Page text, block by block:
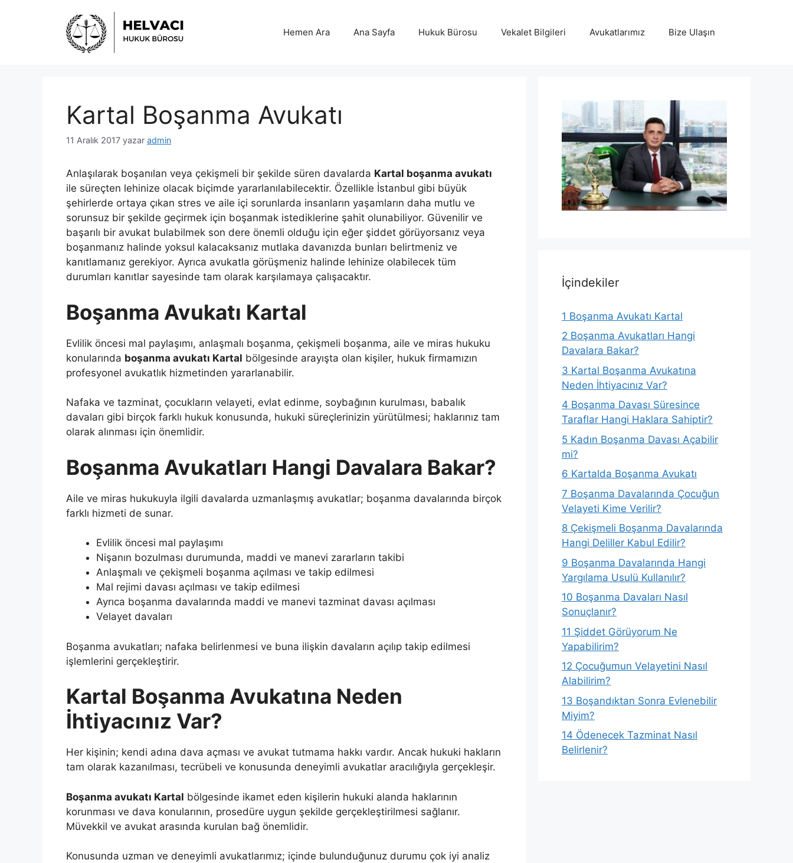
Hemen Ara Ana Sayfa Hukuk Bürosu Vekalet Bilgileri Avukatlarımız Bize Ulaşın
Kartal Boşanma Avukatı
11 Aralık 2017 yazar admin
Anlaşılarak boşanılan veya çekişmeli bir şekilde süren davalarda Kartal boşanma avukatı
ile süreçten lehinize olacak biçimde yararlanılabilecektir. Özellikle İstanbul gibi büyük
şehirlerde ortaya çıkan stres ve aile içi sorunlarda insanların yaşamların daha mutlu ve
sorunsuz bir şekilde geçirmek için boşanmak istediklerine şahit olunabiliyor. Güvenilir ve
başarılı bir avukat bulabilmek son dere önemli olduğu için eğer şiddet görüyorsanız veya
boşanmanız halinde yoksul kalacaksanız mutlaka davanızda bunları belirtmeniz ve
kanıtlamanız gerekiyor. Ayrıca avukatla görüşmeniz halinde lehinize olabilecek tüm
durumları kanıtlar sayesinde tam olarak karşılamaya çalışacaktır.
Boşanma Avukatı Kartal
Evlilik öncesi mal paylaşımı, anlaşmalı boşanma, çekişmeli boşanma, aile ve miras hukuku
konularında boşanma avukatı Kartal bölgesinde arayışta olan kişiler, hukuk firmamızın
profesyonel avukatlık hizmetinden yararlanabilir.
Nafaka ve tazminat, çocukların velayeti, evlat edinme, soybağının kurulması, babalık
davaları gibi birçok farklı hukuk konusunda, hukuki süreçlerinizin yürütülmesi; haklarınız tam
olarak alınması için önemlidir.
Boşanma Avukatları Hangi Davalara Bakar?
Aile ve miras hukukuyla ilgili davalarda uzmanlaşmış avukatlar; boşanma davalarında birçok
farklı hizmeti de sunar.
Evlilik öncesi mal paylaşımı
Nişanın bozulması durumunda, maddi ve manevi zararların takibi
Anlaşmalı ve çekişmeli boşanma açılması ve takip edilmesi
Mal rejimi davası açılması ve takip edilmesi
Ayrıca boşanma davalarında maddi ve manevi tazminat davası açılması
Velayet davaları
Boşanma avukatları; nafaka belirlenmesi ve buna ilişkin davaların açılıp takip edilmesi
işlemlerini gerçekleştirir.
Kartal Boşanma Avukatına Neden
İhtiyacınız Var?
Her kişinin; kendi adına dava açması ve avukat tutmama hakkı vardır. Ancak hukuki hakların
tam olarak kazanılması, tecrübeli ve konusunda deneyimli avukatlar aracılığıyla gerçekleşir.
Boşanma avukatı Kartal bölgesinde ikamet eden kişilerin hukuki alanda haklarının
korunması ve dava konularının, prosedüre uygun şekilde gerçekleştirilmesi sağlanır.
Müvekkil ve avukat arasında kurulan bağ önemlidir.
Konusunda uzman ve deneyimli avukatlarımız; içinde bulunduğunuz durumu çok iyi analiz
İçindekiler
1 Boşanma Avukatı Kartal
2 Boşanma Avukatları Hangi
Davalara Bakar?
3 Kartal Boşanma Avukatına
Neden İhtiyacınız Var?
4 Boşanma Davası Süresince
Taraflar Hangi Haklara Sahiptir?
5 Kadın Boşanma Davası Açabilir
mi?
6 Kartalda Boşanma Avukatı
7 Boşanma Davalarında Çocuğun
Velayeti Kime Verilir?
8 Çekişmeli Boşanma Davalarında
Hangi Deliller Kabul Edilir?
9 Boşanma Davalarında Hangi
Yargılama Usulü Kullanılır?
10 Boşanma Davaları Nasıl
Sonuçlanır?
11 Şiddet Görüyorum Ne
Yapabilirim?
12 Çocuğumun Velayetini Nasıl
Alabilirim?
13 Boşandıktan Sonra Evlenebilir
Miyim?
14 Ödenecek Tazminat Nasıl
Belirlenir?